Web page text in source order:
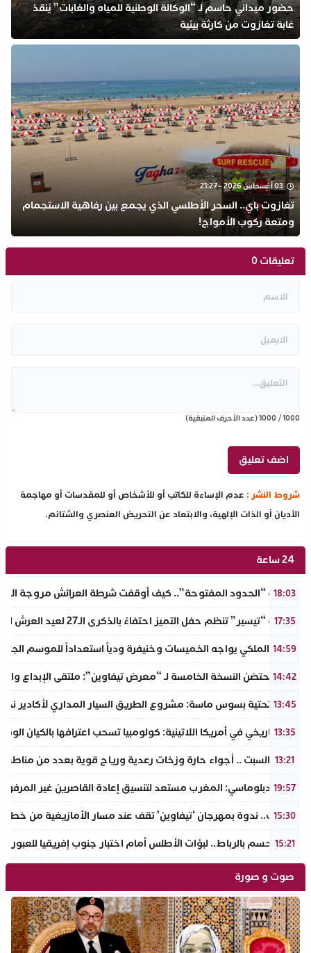
​حضور ميداني حاسم لـ “الوكالة الوطنية للمياه والغابات” يُنقذ
غابة تغازوت من كارثة بيئية
03 أغسطس 2026 - 21:27
تغازوت باي.. السحر الأطلسي الذي يجمع بين رفاهية الاستجمام
ومتعة ركوب الأمواج!
تعليقات 0
1000
/
1000(عدد الأحرف المتبقية)
شروط النشر : عدم الإساءة للكاتب أو للأشخاص أو للمقدسات أو مهاجمة
الأديان أو الذات الإلهية، والابتعاد عن التحريض العنصري والشتائم.
24 ساعة
18:03
​سيناريو “الحدود المفتوحة”.. كيف أوقفت شرطة العرائش مروجة
17:35
جمعية “تيسير” تنظم حفل التميز احتفاءً بالذكرى الـ27 لعيد العرش المجيد وتطلق مبادرة نبيلة لمحاربة الهدر المدرسي
14:59
الجيش الملكي يواجه الخميسات وخنيفرة ودياً استعداداً للموسم
14:42
إنزكان تحتضن النسخة الخامسة لـ “معرض تيفاوين”: ملتقى الإبداع
13:45
البنية التحتية بسوس ماسة: مشروع الطريق السيار المداري لأكادير
13:35
تحول تاريخي في أمريكا اللاتينية: كولومبيا تسحب اعترافها بالكيان
13:21
طقس السبت .. أجواء حارة وزخات رعدية ورياح قوية بعدد من مناطق
19:57
مصدر دبلوماسي: المغرب مستعد لتنسيق إعادة القاصرين غير
15:30
تافراوت.. ندوة بمهرجان ‘تيفاوين’ تقف عند مسار الأمازيغية من
15:21
سبت الحسم بالرباط.. لبؤات الأطلس أمام اختبار جنوب إفريقيا للعبور
صوت و صورة